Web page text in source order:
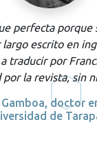
perfecta porque
largo escrito en
traducir por
la revista, sin
doctor
de